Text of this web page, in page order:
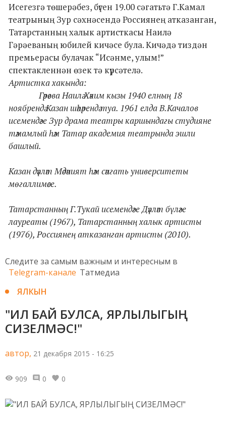
Исегезгә төшерәбез, бүген 19.00 сәгатьтә Г.Камал
театрының Зур сәхнәсендә Россиянең атказанган,
Татарстанның халык артисткасы Наилә
Гәрәеваның юбилей кичәсе була. Кичәдә тиздән
премьерасы булачак “Исәнме, улым!”
спектакленнән өзек тә күрсәтелә.
Артистка хакында:
Гәрәева Наилә Хәким кызы 1940 елның 18
ноябрендә Казан шәһәрендә туа. 1961 елда В.Качалов
исемендәге Зур драма театры каршындагы студияне
тәмамлый һәм Татар академия театрында эшли
башлый.
Казан дәүләт Мәдәният һәм сәнгать университеты
мөгаллимәсе.
Татарстанның Г.Тукай исемендәге Дәүләт бүләге
лауреаты (1967), Татарстанның халык артисты
(1976), Россиянең атказанган артисты (2010).
Следите за самым важным и интересным в
Telegram-канале Татмедиа
ЯЛКЫН
"ИЛ БАЙ БУЛСА, ЯРЛЫЛЫГЫҢ
СИЗЕЛМӘС!"
автор, 21 декабря 2015 - 16:25
909 0 0